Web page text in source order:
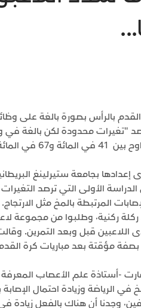
الأولى التي ترصد
الإصابات المرتبطة بالمخ مثل
اللاعبين قبل وبعد التمرين.
-أستاذة علم الأعصاب
في الرياضة وزيادة احتمال